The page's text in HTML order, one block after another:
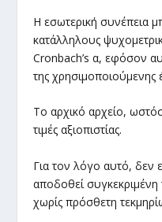
Η εσωτερική συνέπεια
κατάλληλους
Cronbach’s α, εφόσον
της χρησιμοποιούμενης
Το αρχικό αρχείο,
τιμές αξιοπιστίας.
Για τον λόγο αυτό, δεν
αποδοθεί συγκεκριμένη
χωρίς πρόσθετη